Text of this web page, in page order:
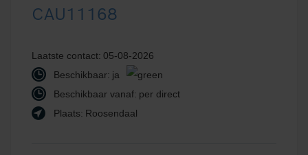
CAU11168
Laatste contact: 05-08-2026
Beschikbaar: ja
Beschikbaar vanaf: per direct
Plaats: Roosendaal